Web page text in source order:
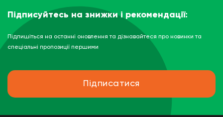
Підписуйтесь на знижки і рекомендації:
Підпишіться на останні оновлення та дізнавайтеся про новинки та
спеціальні пропозиції першими
Підписатися